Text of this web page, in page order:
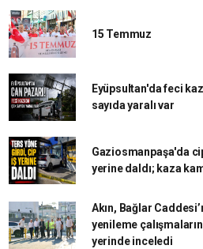
15 Temmuz
Eyüpsultan'da feci
sayıda yaralı var
Gaziosmanpaşa'da
yerine daldı; kaza
Akın, Bağlar
yenileme
yerinde inceledi